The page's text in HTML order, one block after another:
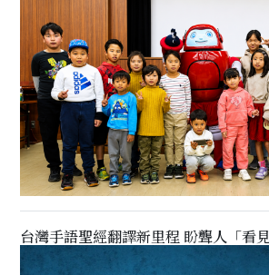
台灣手語聖經翻譯新里程 盼聾人「看